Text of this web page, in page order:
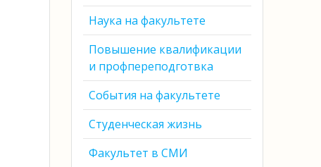
Наука на факультете
Повышение квалификации
и профпереподготвка
События на факультете
Студенческая жизнь
Факультет в СМИ